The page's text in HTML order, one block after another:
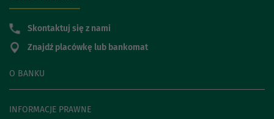
O BANKU
INFORMACJE PRAWNE
Skontaktuj się z nami
Znajdź placówkę lub bankomat